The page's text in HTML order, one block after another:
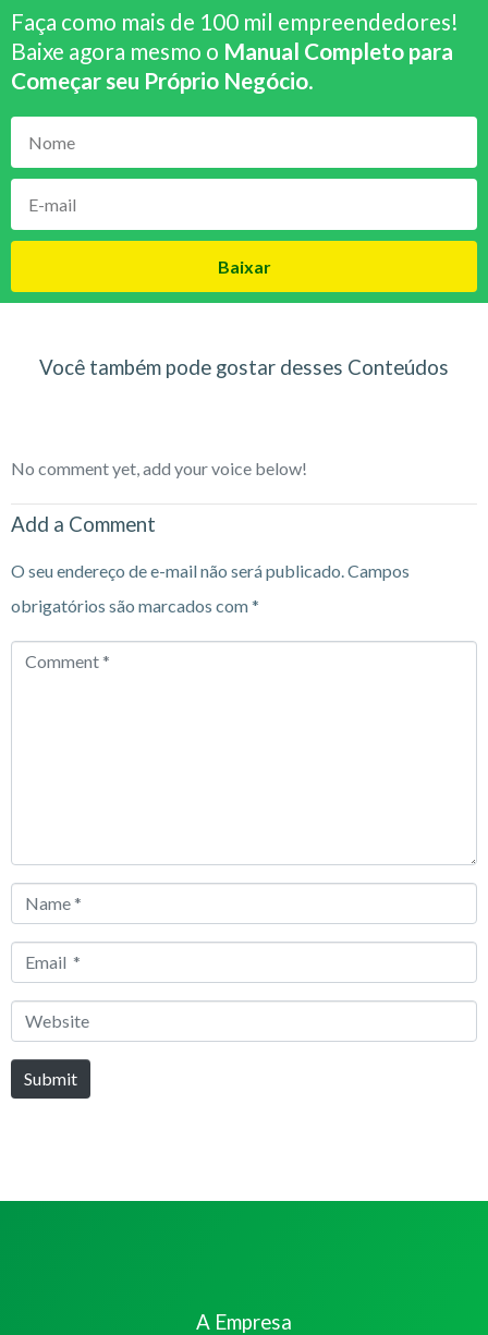
Faça como mais de 100 mil empreendedores!
Baixe agora mesmo o Manual Completo para
Começar seu Próprio Negócio.
Baixar
Você também pode gostar desses Conteúdos
No comment yet, add your voice below!
Add a Comment
O seu endereço de e-mail não será publicado.Campos
obrigatórios são marcados com*
Comment
Name
Email
Website
Submit
A Empresa